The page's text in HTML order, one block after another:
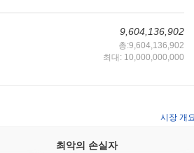
9,604,136,902
총:9,604,136,902
최대: 10,000,000,000
한 지갑과 마켓플레이스를 지원하여 사용
기찬 환경을 조성합니다. 전반적으로
니티 내에서 참여와 혁신을 촉진하는 중요
에 발표된 최근 거버넌스 제안을 통해 여전
시장 개
최악의 손실자